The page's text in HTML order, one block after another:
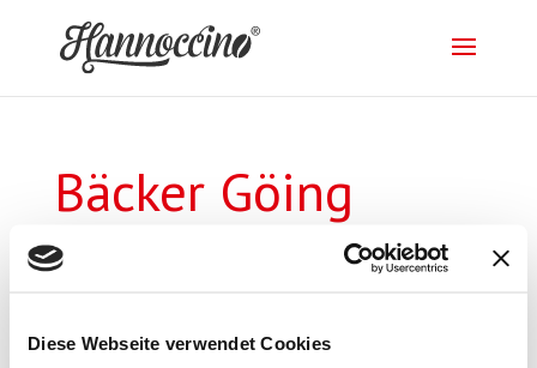
Diese Webseite verwendet Cookies
Bäcker Göing
von